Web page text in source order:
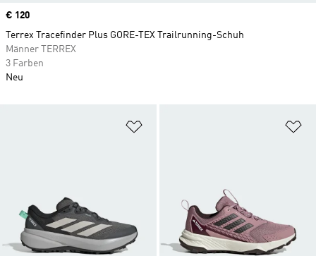
Price
€ 120
Terrex Tracefinder Plus GORE-TEX Trailrunning-Schuh
Männer TERREX
3 Farben
Neu